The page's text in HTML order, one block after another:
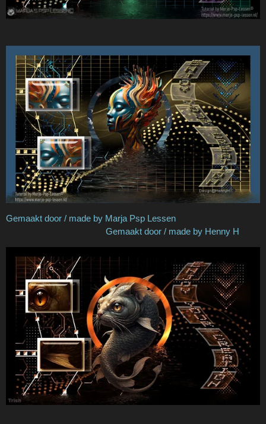
Gemaakt door / made by Marja Psp Lessen
Gemaakt door / made by Henny H